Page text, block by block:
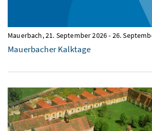
Mauerbach,21. September 2026- 26.
Mauerbacher Kalktage